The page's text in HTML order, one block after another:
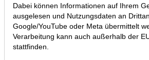
18.08.2020 um 09:56 Uhr |A. Zehetner
Dabei können Informationen auf Ihrem
ausgelesen und Nutzungsdaten an
Google/YouTube oder Meta übermittelt
Verarbeitung kann auch außerhalb der
stattfinden.